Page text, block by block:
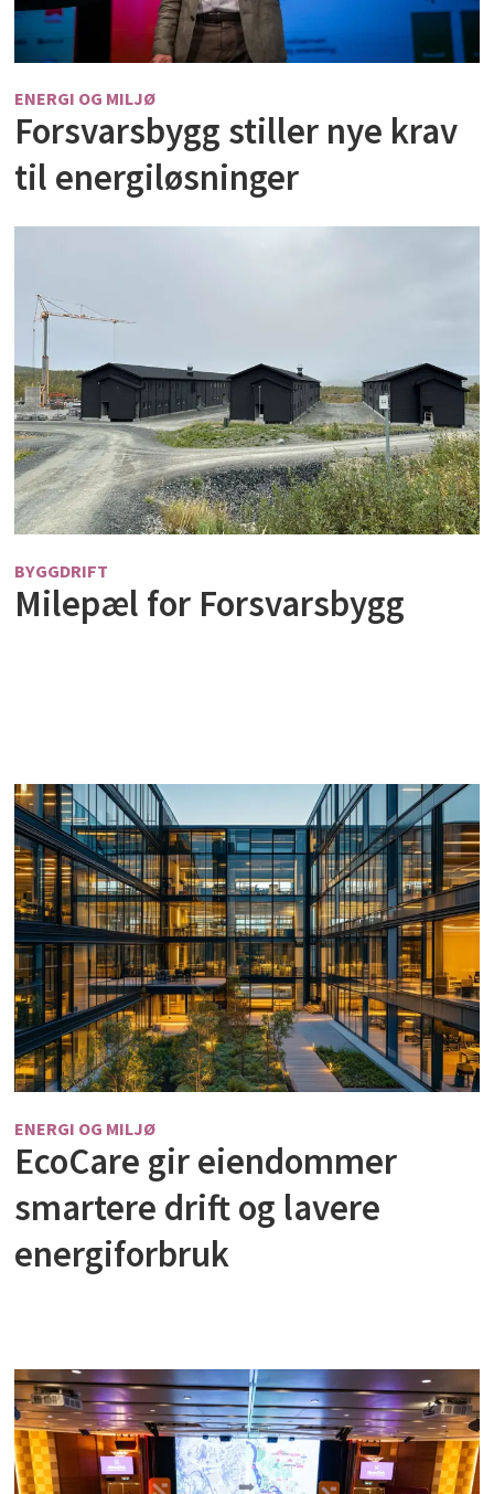
ENERGI OG MILJØ
Forsvarsbygg stiller nye krav
til energiløsninger
BYGGDRIFT
Milepæl for Forsvarsbygg
ENERGI OG MILJØ
EcoCare gir eiendommer
smartere drift og lavere
energiforbruk